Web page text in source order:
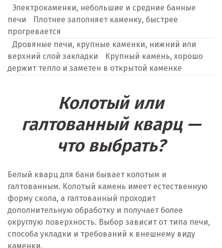
Электрокаменки, небольшие и средние банные
печи
Плотнее заполняет каменку, быстрее
прогревается
Дровяные печи, крупные каменки, нижний или
верхний слой закладки
Крупный камень, хорошо
держит тепло и заметен в открытой каменке
Колотый или
галтованный кварц —
что выбрать?
Белый кварц для бани бывает колотым и
галтованным. Колотый камень имеет естественную
форму скола, а галтованный проходит
дополнительную обработку и получает более
округлую поверхность. Выбор зависит от типа печи,
способа укладки и требований к внешнему виду
каменки.